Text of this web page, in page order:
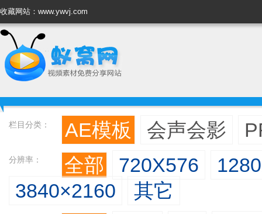
收藏网站：www.ywvj.com
栏目分类： AE模板 会声会影
分辨率： 全部 720X576
3840×2160
其它